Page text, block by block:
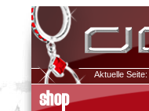
Aktuelle Seite: